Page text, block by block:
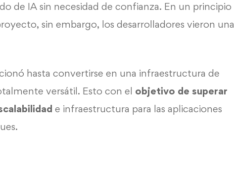
de IA sin necesidad de confianza. En un principio
sin embargo, los desarrolladores vieron una
hasta convertirse en una infraestructura de
versátil. Esto con el objetivo de superar
e infraestructura para las aplicaciones